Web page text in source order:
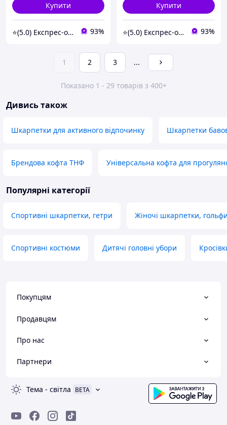
Купити
⭐(5.0) Експрес-опт 93%
Купити
⭐(5.0) Експрес-опт 93%
1 2 3 ...
Показано 1 - 29 товарів з 400+
Дивись також
Шкарпетки для активного відпочинку Шкарпетки
Брендова кофта ТНФ Універсальна кофта для
Популярні категорії
Спортивні шкарпетки, гетри Жіночі шкарпетки,
Спортивні костюми Дитячі головні убори
Покупцям
Продавцям
Про нас
Партнери
Тема - світла BETA